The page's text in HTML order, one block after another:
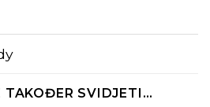
TAKOĐER SVIDJETI…